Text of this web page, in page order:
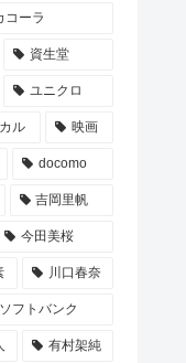
コーラ
資生堂
ユニクロ
ル 映画
docomo
吉岡里帆
今田美桜
川口春奈
ソフトバンク
有村架純